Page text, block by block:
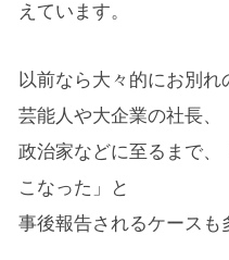
えています。
以前なら大々的にお別
芸能人や大企業の社長、
政治家などに至るまで
こなった」と
事後報告されるケースも